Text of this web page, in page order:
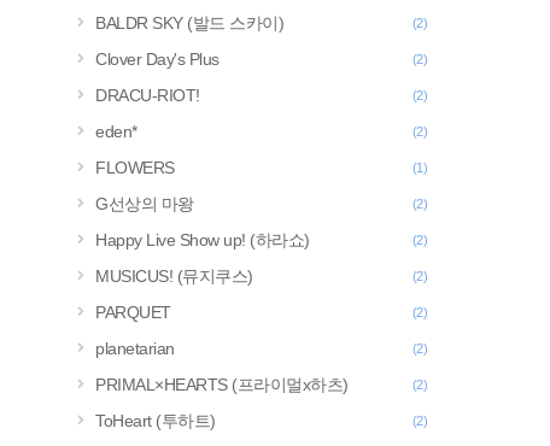
BALDR SKY (발드 스카이) (2)
Clover Day's Plus (2)
DRACU-RIOT! (2)
eden* (2)
FLOWERS (1)
G선상의 마왕 (2)
Happy Live Show up! (하라쇼) (2)
MUSICUS! (뮤지쿠스) (2)
PARQUET (2)
planetarian (2)
PRIMAL×HEARTS (프라이멀x하츠) (2)
ToHeart (투하트) (2)